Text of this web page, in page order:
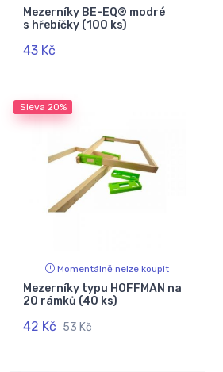
Mezerníky BE-EQ® modré
s hřebíčky (100 ks)
43 Kč
Sleva 20%
Momentálně nelze koupit
Mezerníky typu HOFFMAN na
20 rámků (40 ks)
42 Kč 53 Kč